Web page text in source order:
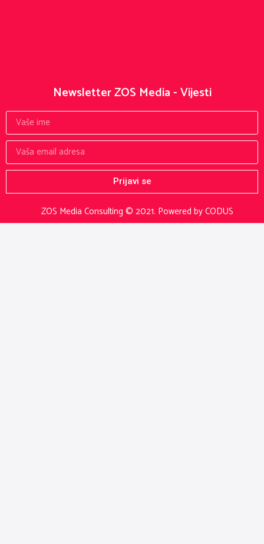
ZOS Media Consulting © 2021. Powered by CODUS
Newsletter ZOS Media - Vijesti
Prijavi se